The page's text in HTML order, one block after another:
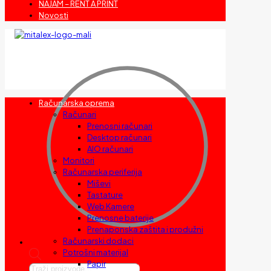
NAJAM – RENT A PRINT
Novosti
Products
Računarska oprema
Računari
Prenosni računari
Desktop računari
AIO računari
Monitori
Računarska periferija
Miševi
Tastature
Web Kamere
Prenosne baterije
Prenaponska zaštita i produžni
Računarski dodaci
Potrošni materijal
Papir